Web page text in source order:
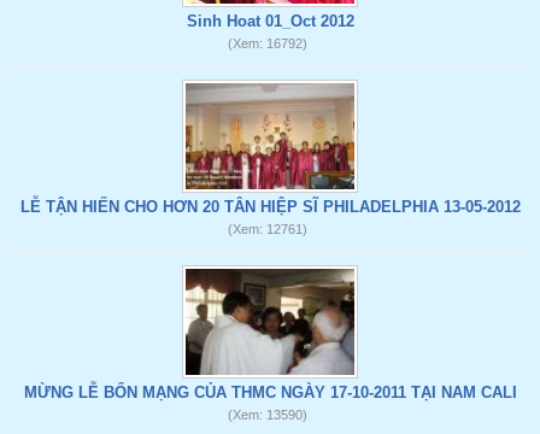
Sinh Hoat 01_Oct 2012
(Xem: 16792)
LỄ TẬN HIẾN CHO HƠN 20 TÂN HIỆP SĨ PHILADELPHIA 13-05-2012
(Xem: 12761)
MỪNG LỄ BỔN MẠNG CỦA THMC NGÀY 17-10-2011 TẠI NAM CALI
(Xem: 13590)